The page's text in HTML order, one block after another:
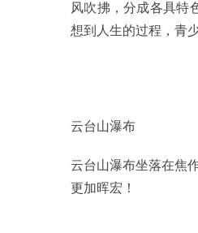
风吹拂，分成各具特
想到人生的过程，青
云台山瀑布
云台山瀑布坐落在焦
更加晖宏！